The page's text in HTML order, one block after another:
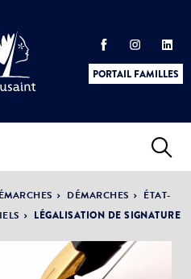
PORTAIL FAMILLES
ACTUALITÉS &
ÉVÈNEMENTSDÉMARCHES
ÉTAT-
LÉGALISATION DE SIGNATURE